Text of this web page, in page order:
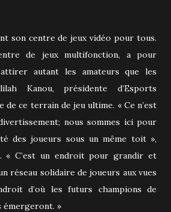
son centre de jeux vidéo pour tous.
de jeux multifonction, a pour
autant les amateurs que les
Kanou, présidente d’Esports
de ce terrain de jeu ultime. « Ce n’est
nous sommes ici pour
des joueurs sous un même toit »,
« C’est un endroit pour grandir et
réseau solidaire de joueurs aux vues
d’où les futurs champions de
»